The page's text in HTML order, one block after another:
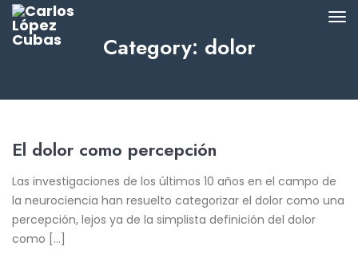
Category: dolor
El dolor como percepción
Las investigaciones de los últimos 10 años en el campo de
la neurociencia han resuelto categorizar el dolor como una
percepción, lejos ya de la simplista definición del dolor
como […]